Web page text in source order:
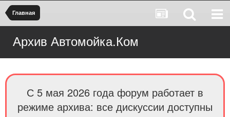
Главная
Архив Автомойка.Ком
С 5 мая 2026 года форум работает в
режиме архива: все дискуссии доступны